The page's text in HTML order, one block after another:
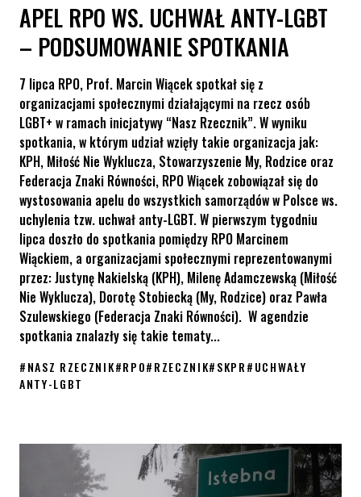
APEL RPO WS. UCHWAŁ ANTY-LGBT
– PODSUMOWANIE SPOTKANIA
7 lipca RPO, Prof. Marcin Wiącek spotkał się z
organizacjami społecznymi działającymi na rzecz osób
LGBT+ w ramach inicjatywy “Nasz Rzecznik”. W wyniku
spotkania, w którym udział wzięły takie organizacja jak:
KPH, Miłość Nie Wyklucza, Stowarzyszenie My, Rodzice oraz
Federacja Znaki Równości, RPO Wiącek zobowiązał się do
wystosowania apelu do wszystkich samorządów w Polsce ws.
uchylenia tzw. uchwał anty-LGBT. W pierwszym tygodniu
lipca doszło do spotkania pomiędzy RPO Marcinem
Wiąckiem, a organizacjami społecznymi reprezentowanymi
przez: Justynę Nakielską (KPH), Milenę Adamczewską (Miłość
Nie Wyklucza), Dorotę Stobiecką (My, Rodzice) oraz Pawła
Szulewskiego (Federacja Znaki Równości). W agendzie
spotkania znalazły się takie tematy...
#NASZ RZECZNIK#RPO#RZECZNIK#SKPR#UCHWAŁY
ANTY-LGBT